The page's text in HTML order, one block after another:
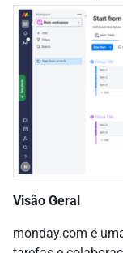
Visão Geral
monday.com é